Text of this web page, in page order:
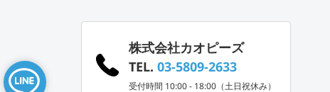
株式会社カオピーズ
TEL. 03-5809-2633
受付時間 10:00 - 18:00（土日祝休み）